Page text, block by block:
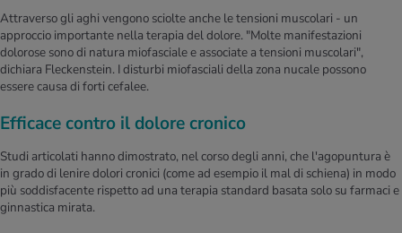
Attraverso gli aghi vengono sciolte anche le tensioni muscolari - un
approccio importante nella terapia del dolore. "Molte manifestazioni
dolorose sono di natura miofasciale e associate a tensioni muscolari",
dichiara Fleckenstein. I disturbi miofasciali della zona nucale possono
essere causa di forti cefalee.
Efficace contro il dolore cronico
Studi articolati hanno dimostrato, nel corso degli anni, che l'agopuntura è
in grado di lenire dolori cronici (come ad esempio il mal di schiena) in modo
più soddisfacente rispetto ad una terapia standard basata solo su farmaci e
ginnastica mirata.